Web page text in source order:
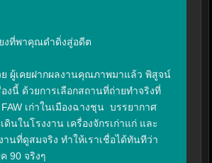
งที่พาคุณดำดิ่งสู่อดีต
ย ผู้เคยฝากผลงานคุณภาพมาแล้ว พิสูจน์
งนี้ ด้วยการเลือกสถานที่ถ่ายทำจริงที่
เก่าในเมืองฉางชุน  บรรยากาศ
ดินในโรงงาน เครื่องจักรเก่าแก่ และ
านที่ดูสมจริง ทำให้เราเชื่อได้ทันทีว่า
90 จริงๆ